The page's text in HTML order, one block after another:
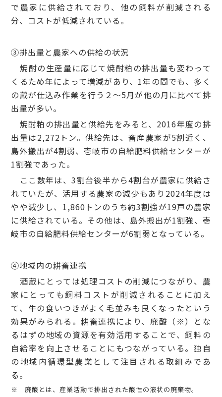
で農家に供給されており、他の飼料が削減される
分、コストが低減されている。
③排出量と農家への供給の状況
焼酎の生産量に応じて焼酎粕の排出量も変わって
くるため年によって増減があり、1年の間でも、多く
の蔵が仕込み作業を行う２～5月が他の月に比べて排
出量が多い。
焼酎粕の排出量と供給先をみると、2016年度の排
出量は2,272トン。供給先は、畜産農家が5割近く、
島外搬出が4割弱、壱岐市の自給肥料供給センターが
1割強であった。
ここ数年は、3割台後半から4割台が農家に供給さ
れていたが、活用する農家の減少もあり2024年度は
やや減少し、1,860トンのうち約3割強が19戸の農家
に供給されている。その他は、島外搬出が1割強、壱
岐市の自給肥料供給センターが6割弱となっている。
④地域内の耕畜連携
酒蔵にとっては処理コストの削減につながり、農
家にとっても飼料コストが削減されることに加え
て、牛の食いつきがよく毛並みも良くなったという
効果がみられる。耕畜連携により、廃酸（※）とな
るはずの地域の資源を有効活用することで、飼料の
自給率を向上させることにもつながっている。独自
の地域内循環型農業として注目される取組みであ
る。
※ 廃酸とは、産業活動で排出された酸性の液状の廃棄物。